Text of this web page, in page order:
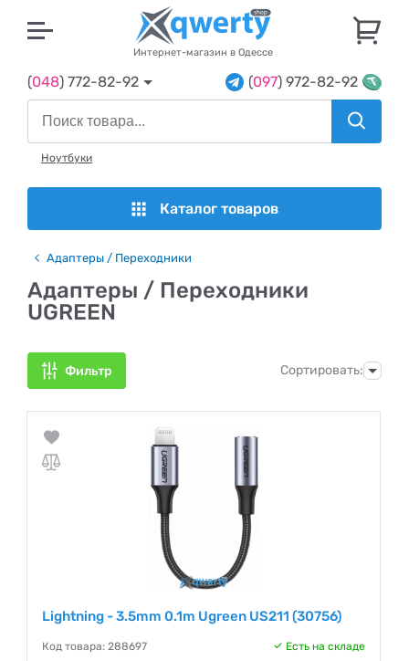
Интернет-магазин в Одессе
(048) 772-82-92 (097) 972-82-92
Ноутбуки
Каталог товаров
Адаптеры / Переходники
Адаптеры / Переходники
UGREEN
Фильтр Сортировать:
Lightning - 3.5mm 0.1m Ugreen US211 (30756)
Код товара: 288697 Есть на складе